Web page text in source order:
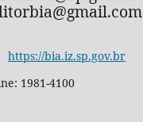
https://bia.iz.sp.gov.br
1981-4100